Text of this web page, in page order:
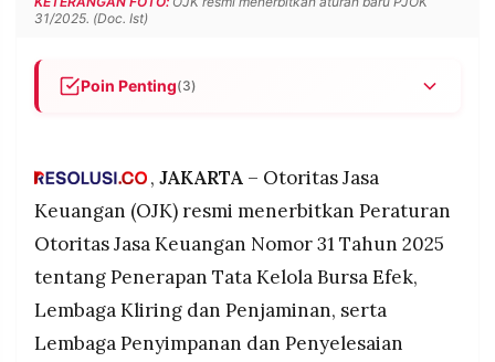
IKUTI
KAMI
PT.
MEDIA
PRAMUDITA
31/2025. (Doc. Ist)
Poin Penting(3)
kelola Bursa Efek, Lembaga Kliring dan
Penyelesaian sebagai SRO di tengah perluasan
peran mereka di pasar modal, derivatif
keuangan, dan bursa karbon
Regulasi mencakup 13 poin pengaturan termasuk
tugas direksi dan komisaris, penanganan
benturan kepentingan, audit internal-eksternal,
, JAKARTA– Otoritas Jasa
Keuangan (OJK) resmi menerbitkan Peraturan
Otoritas Jasa Keuangan Nomor 31 Tahun 2025
tentang Penerapan Tata Kelola Bursa Efek,
Lembaga Kliring dan Penjaminan, serta
Lembaga Penyimpanan dan Penyelesaian